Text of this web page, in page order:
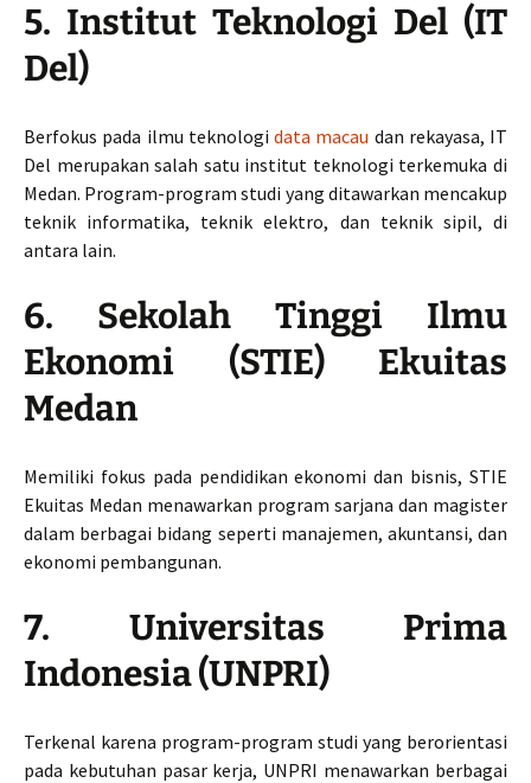
5. Institut Teknologi Del (IT
Del)
Berfokus pada ilmu teknologi data macau dan rekayasa, IT
Del merupakan salah satu institut teknologi terkemuka di
Medan. Program-program studi yang ditawarkan mencakup
teknik informatika, teknik elektro, dan teknik sipil, di
antara lain.
6. Sekolah Tinggi Ilmu
Ekonomi (STIE) Ekuitas
Medan
Memiliki fokus pada pendidikan ekonomi dan bisnis, STIE
Ekuitas Medan menawarkan program sarjana dan magister
dalam berbagai bidang seperti manajemen, akuntansi, dan
ekonomi pembangunan.
7. Universitas Prima
Indonesia (UNPRI)
Terkenal karena program-program studi yang berorientasi
pada kebutuhan pasar kerja, UNPRI menawarkan berbagai